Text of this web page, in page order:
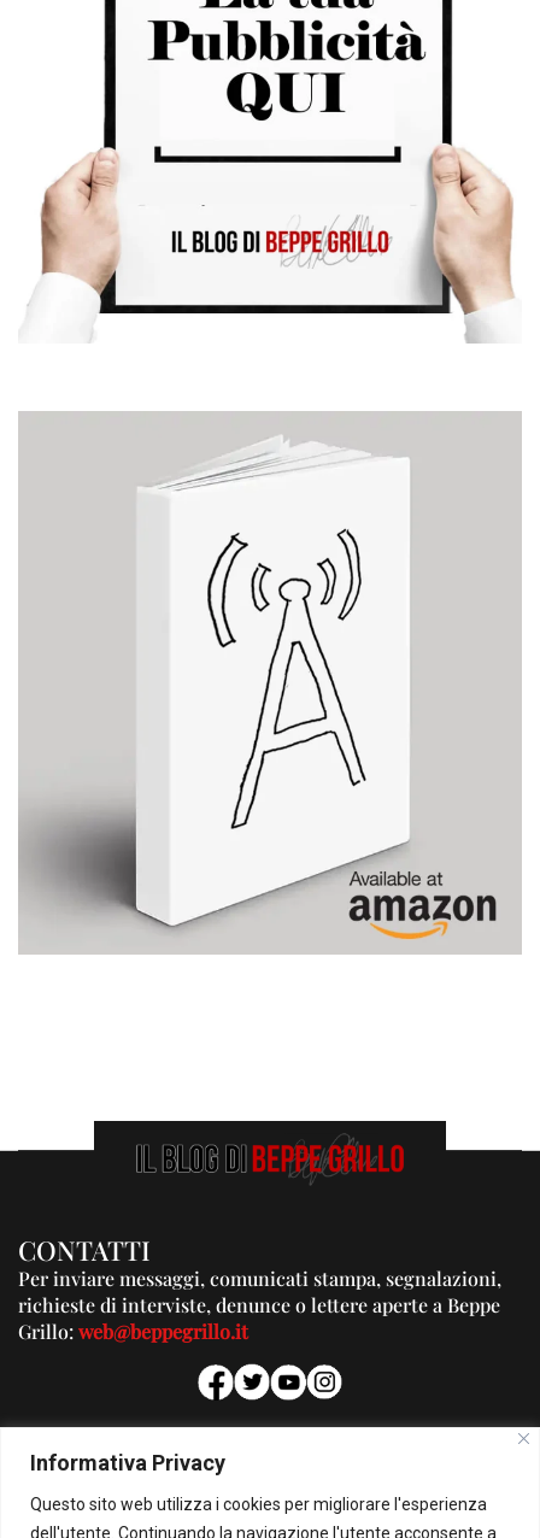
Informativa Privacy
Questo sito web utilizza i cookies per migliorare l'esperienza
dell'utente. Continuando la navigazione l'utente acconsente a
CONTATTI
Per inviare messaggi, comunicati stampa, segnalazioni,
richieste di interviste, denunce o lettere aperte a Beppe
Grillo:web@beppegrillo.it
PUBBLICITA'
Per la tua pubblicità su questo Blog:
pubblicita@beppegrillo.it